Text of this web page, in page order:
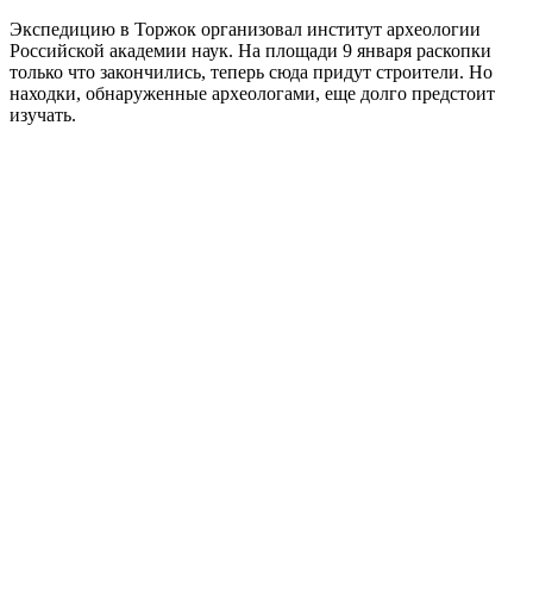
Экспедицию в Торжок организовал институт археологии
Российской академии наук. На площади 9 января раскопки
только что закончились, теперь сюда придут строители. Но
находки, обнаруженные археологами, еще долго предстоит
изучать.